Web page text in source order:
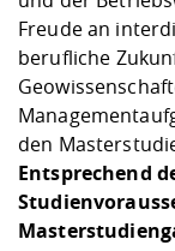
Freude an
berufliche
den
Entsprechend